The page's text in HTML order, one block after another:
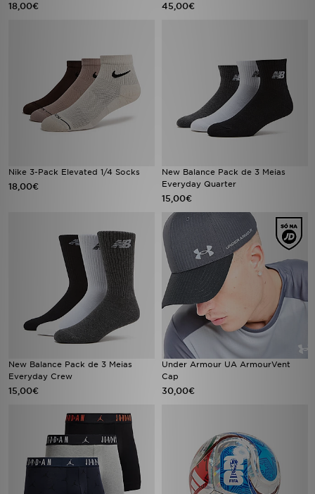
18,00€ 45,00€
Nike 3-Pack Elevated 1/4 Socks
18,00€
New Balance Pack de 3 Meias
Everyday Quarter
15,00€
New Balance Pack de 3 Meias
Everyday Crew
15,00€
Under Armour UA ArmourVent
Cap
30,00€